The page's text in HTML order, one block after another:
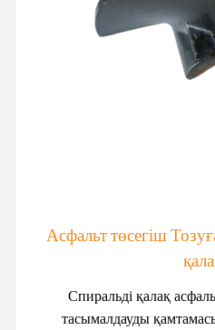
Асфальт төсегіш
Спиральді қалақ
тасымалдауды